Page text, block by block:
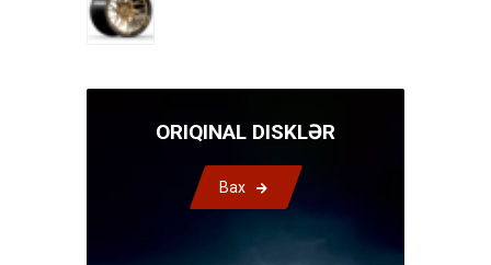
ORIQINAL DISKLƏR
Bax